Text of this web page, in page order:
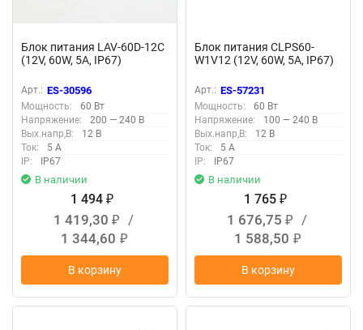
Блок питания LAV-60D-12C
(12V, 60W, 5A, IP67)
Арт.: ES-30596
Мощность:
60 Вт
Напряжение:
200 — 240 В
Вых.напр,В:
12 В
Ток:
5 А
IP:
IP67
В наличии
1 494 ₽
1 419,30 ₽
/
1 344,60 ₽
В корзину
Блок питания CLPS60-
W1V12 (12V, 60W, 5A, IP67)
Арт.: ES-57231
Мощность:
60 Вт
Напряжение:
100 — 240 В
Вых.напр,В:
12 В
Ток:
5 А
IP:
IP67
В наличии
1 765 ₽
1 676,75 ₽
/
1 588,50 ₽
В корзину